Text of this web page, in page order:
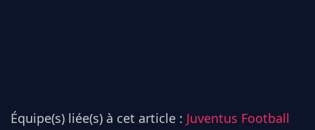
Équipe(s) liée(s) à cet article : Juventus Football